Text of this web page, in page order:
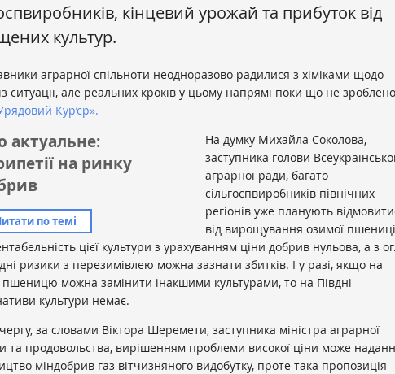
кінцевий урожай та прибуток від
культур.
аграрної спільноти неодноразово радилися з хіміками щодо
ситуації, але реальних кроків у цьому напрямі поки що не
Кур’єр».
актуальне:
на ринку
по темі
На думку Михайла Соколова,
заступника голови
аграрної ради, багато
сільгоспвиробників північних
регіонів уже планують
від вирощування озимої
цієї культури з урахуванням ціни добрив нульова, а з
ризики з перезимівлею можна зазнати збитків. І у разі, якщо на
пшеницю можна замінити інакшими культурами, то на Півдні
культури немає.
за словами Віктора Шеремети, заступника міністра аграрної
та продовольства, вирішенням проблеми високої ціни може
міндобрив газ вітчизняного видобутку, проте така пропозиція